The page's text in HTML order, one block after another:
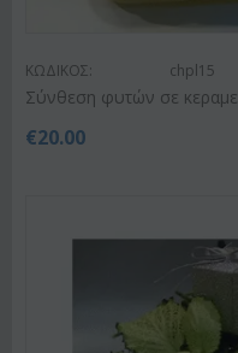
ΚΩΔΙΚΟΣ: chpl15
Σύνθεση φυτών σε
€20.00